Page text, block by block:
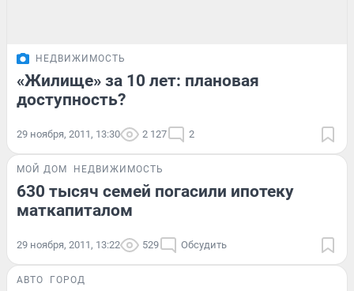
НЕДВИЖИМОСТЬ
«Жилище» за 10 лет: плановая
доступность?
29 ноября, 2011, 13:30 2 127 2
МОЙ ДОМ НЕДВИЖИМОСТЬ
630 тысяч семей погасили ипотеку
маткапиталом
29 ноября, 2011, 13:22 529 Обсудить
АВТО ГОРОД